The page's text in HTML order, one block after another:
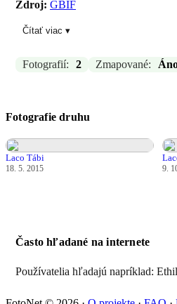
Zdroj: GBIF
Aktualizované: Laco Tábi,
Čítať viac ▾
Fotografií: 2 Zmapované:
Fotografie druhu
Laco Tábi
18. 5. 2015 9.
Často hľadané na internete
Používatelia hľadajú napríklad: